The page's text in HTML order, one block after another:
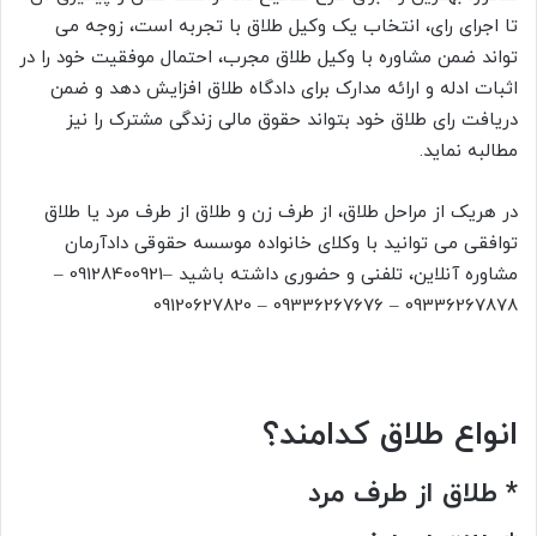
تا اجرای رای، انتخاب یک وکیل طلاق با تجربه است، زوجه می
تواند ضمن مشاوره با وکیل طلاق مجرب، احتمال موفقیت خود را در
اثبات ادله و ارائه مدارک برای دادگاه طلاق افزایش دهد و ضمن
دریافت رای طلاق خود بتواند حقوق مالی زندگی مشترک را نیز
مطالبه نماید.
در هریک از مراحل طلاق، از طرف زن و طلاق از طرف مرد یا طلاق
توافقی می توانید با وکلای خانواده موسسه حقوقی دادآرمان
مشاوره آنلاین، تلفنی و حضوری داشته باشید –09128400921 –
09336267878 – 09336267676 – 09120627820
انواع طلاق کدامند؟
* طلاق از طرف مرد